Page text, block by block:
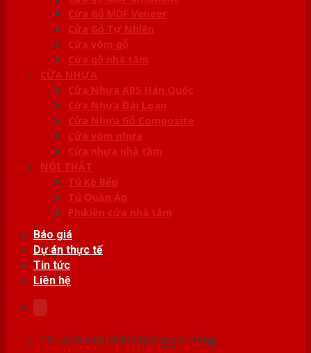
Cửa Gỗ MDF Veneer
Cửa Gỗ Tự Nhiên
Cửa vòm gỗ
Cửa gỗ nhà tắm
CỬA NHỰA
Cửa Nhựa ABS Hàn Quốc
Cửa Nhựa Đài Loan
Cửa Nhựa Gỗ Composite
Cửa vòm nhựa
Cửa nhựa nhà tắm
NỘI THẤT
Tủ Kệ Bếp
Tủ Quần Áo
Phụ kiện cửa nhà tắm
Báo giá
Dự án thực tế
Tin tức
Liên hệ
Chưa có sản phẩm trong giỏ hàng.